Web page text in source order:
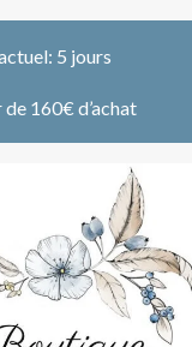
5 jours
160€ d’achat